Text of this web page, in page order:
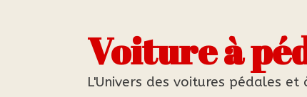
Voiture à
L'Univers des voitures pédales